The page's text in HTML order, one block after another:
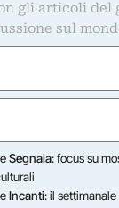
gli articoli del
sul
Segnala: focus su
Incanti: il